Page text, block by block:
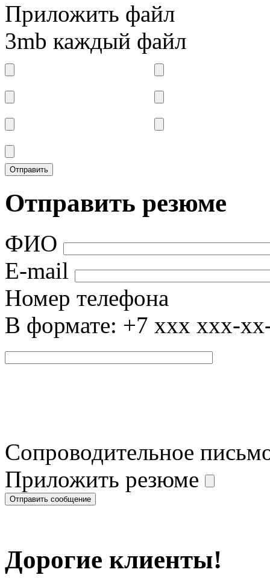
Приложить файл
3mb каждый файл
Отправить резюме
ФИО
E-mail
Номер телефона
В формате: +7 xxx xxx-
Сопроводительное
Приложить резюме
Дорогие клиенты!